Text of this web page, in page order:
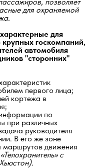
для охраняемой
для
госкомпаний,
автомобиля
"сторонних"
первого лица;
кортежа в
по
при различных
руководителя
В его же зоне
маршрутов движения
с
.